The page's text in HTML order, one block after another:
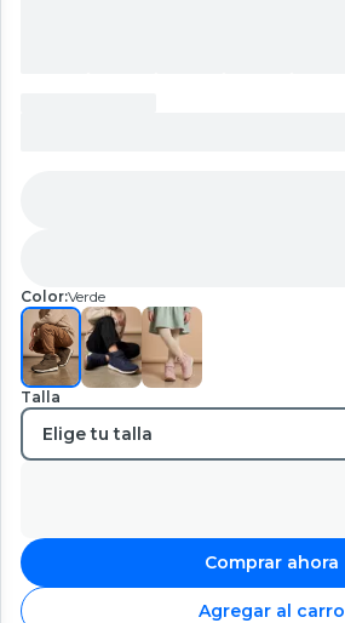
Color:Verde
Talla
Comprar ahora
Agregar al carro